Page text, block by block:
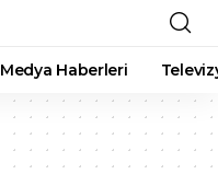
Medya Haberleri